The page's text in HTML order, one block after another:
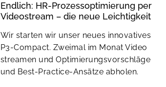
Endlich: HR-Prozessoptimierung per
Videostream – die neue Leichtigkeit
Wir starten wir unser neues innovatives
P3-Compact. Zweimal im Monat Video
streamen und Optimierungsvorschläge
und Best-Practice-Ansätze abholen.